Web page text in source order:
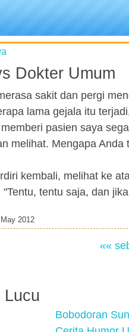
Dokter Umum
sakit dan pergi
lama gejala itu
pasien saya
melihat. Mengapa Anda
kembali, melihat ke
tentu saja, dan
2012
««
Lucu
Bobodoran